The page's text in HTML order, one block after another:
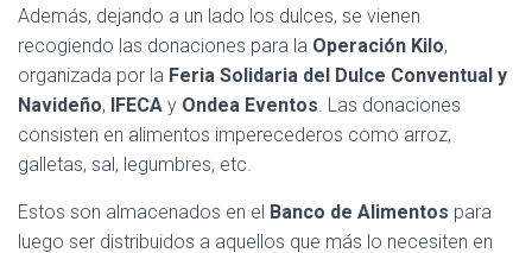
Además, dejando a un lado los dulces, se vienen
recogiendo las donaciones para la Operación Kilo,
organizada por la Feria Solidaria del Dulce Conventual y
Navideño, IFECA y Ondea Eventos. Las donaciones
consisten en alimentos imperecederos como arroz,
galletas, sal, legumbres, etc.
Estos son almacenados en el Banco de Alimentos para
luego ser distribuidos a aquellos que más lo necesiten en